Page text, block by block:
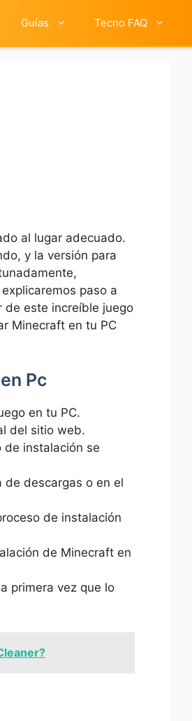
Guías Tecno FAQ
al lugar adecuado.
y la versión para
paso a
de este increíble juego
Minecraft en tu PC
Pc
en tu PC.
del sitio web.
de instalación se
de descargas o en el
de instalación
de Minecraft en
primera vez que lo